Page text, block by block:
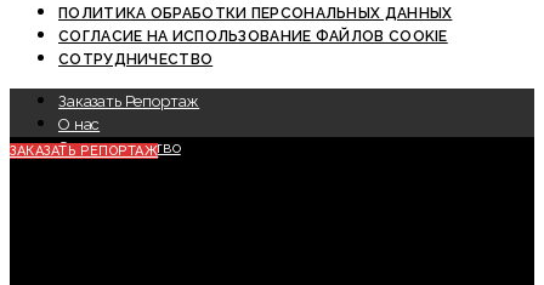
ПОЛИТИКА ОБРАБОТКИ ПЕРСОНАЛЬНЫХ ДАННЫХ
СОГЛАСИЕ НА ИСПОЛЬЗОВАНИЕ ФАЙЛОВ COOKIE
СОТРУДНИЧЕСТВО
Заказать Репортаж
О нас
Сотрудничество
ЗАКАЗАТЬ РЕПОРТАЖ